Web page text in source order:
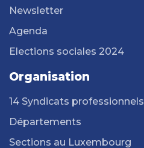
Newsletter
Agenda
Elections sociales 2024
Organisation
14 Syndicats professionnels
Départements
Sections au Luxembourg